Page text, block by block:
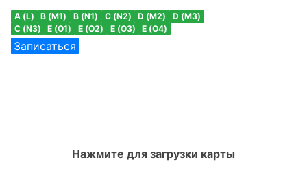
A (L) B (M1) B (N1) C (N2) D (M2)
D (M3)
C (N3)
E (O1) E (O2) E (O3) E (O4)
Записаться
Нажмите для загрузки карты